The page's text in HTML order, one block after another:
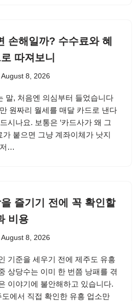
손해일까? 수수료와 혜
따져보니
August 8, 2026
말, 처음엔 의심부터 들었습니다
원짜리 월세를 매달 카드로 낸다
시나요. 보통은 ‘카드사가 왜 그
가 붙으면 그냥 계좌이체가 낫지
저…
즐기기 전에 꼭 확인할
비용
August 8, 2026
기준을 세우기 전에 제주도 유흥
상당수는 이미 한 번쯤 낭패를 겪
이야기에 불안해하고 있습니다.
에서 직접 확인한 유흥 업소만